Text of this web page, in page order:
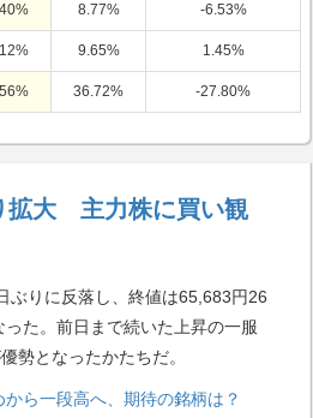
8.77% -6.53%
9.65% 1.45%
36.72% -27.80%
拡大 主力株に買い観
ぶりに反落し、終値は65,683円26
た。前日まで続いた上昇の一服
勢となったかたちだ。
から一段高へ、期待の銘柄は？